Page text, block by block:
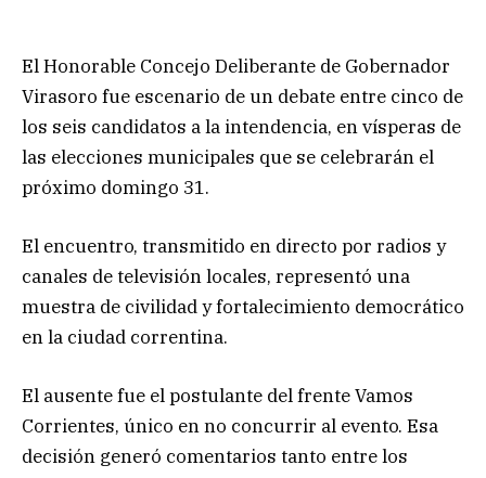
El Honorable Concejo Deliberante de Gobernador
Virasoro fue escenario de un debate entre cinco de
los seis candidatos a la intendencia, en vísperas de
las elecciones municipales que se celebrarán el
próximo domingo 31.
El encuentro, transmitido en directo por radios y
canales de televisión locales, representó una
muestra de civilidad y fortalecimiento democrático
en la ciudad correntina.
El ausente fue el postulante del frente Vamos
Corrientes, único en no concurrir al evento. Esa
decisión generó comentarios tanto entre los